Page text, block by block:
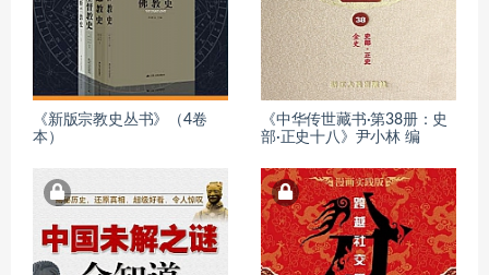
《新版宗教史丛书》（4卷
本）
《中华传世藏书·第38册：史
部·正史十八》尹小林 编